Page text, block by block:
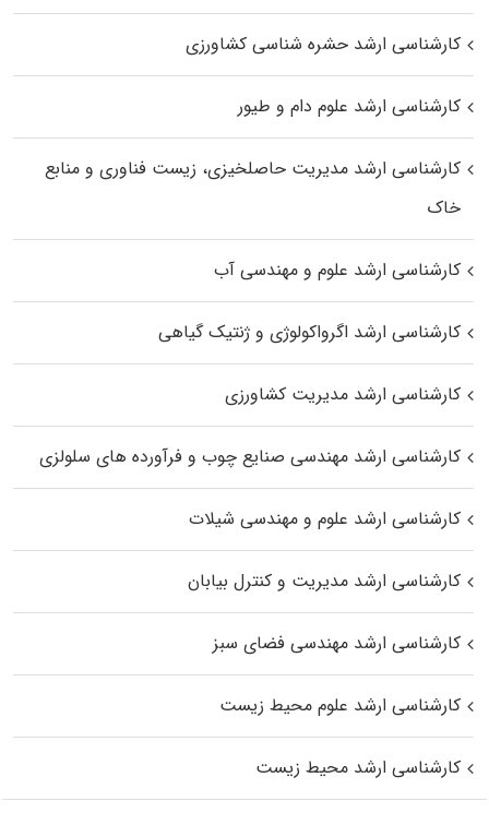
کارشناسی ارشد حشره‌ شناسی کشاورزی
کارشناسی ارشد علوم دام و طیور
کارشناسی ارشد مدیریت حاصلخیزی، زیست فناوری و منابع
خاک
کارشناسی ارشد علوم و مهندسی آب
کارشناسی ارشد اگرواکولوژی و ژنتیک گیاهی
کارشناسی ارشد مدیریت کشاورزی
کارشناسی ارشد مهندسی صنایع چوب و فرآورده‌ های سلولزی
کارشناسی ارشد علوم و مهندسی شیلات
کارشناسی ارشد مدیریت و کنترل بیابان
کارشناسی ارشد مهندسی فضای سبز
کارشناسی ارشد علوم محیط‌ زیست
کارشناسی ارشد محیط زیست